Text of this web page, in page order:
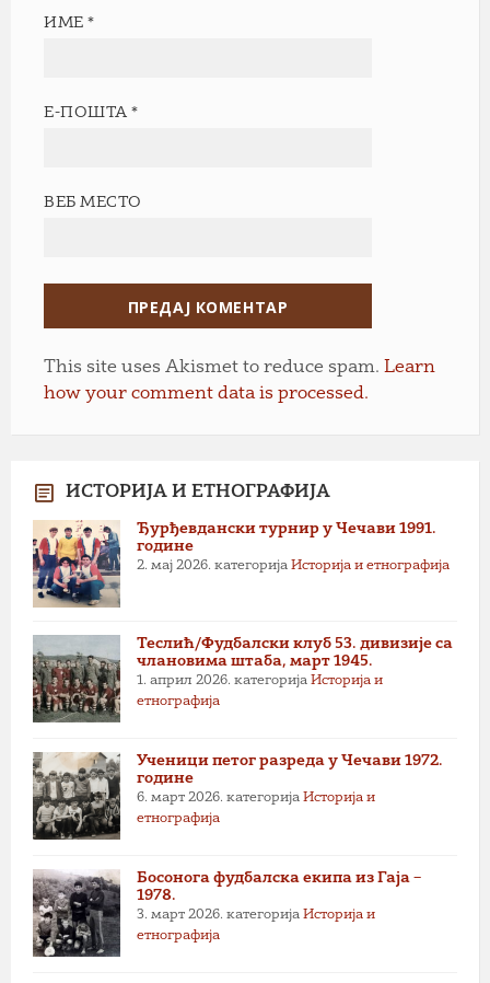
ИМЕ*
Е-ПОШТА*
ВЕБ МЕСТО
This site uses Akismet to reduce spam. Learn
how your comment data is processed.
ИСТОРИЈА И ЕТНОГРАФИЈА
Ђурђевдански турнир у Чечави 1991.
године
2. мај 2026. категорија Историја и етнографија
Теслић/Фудбалски клуб 53. дивизије са
члановима штаба, март 1945.
1. април 2026. категорија Историја и
етнографија
Ученици петог разреда у Чечави 1972.
године
6. март 2026. категорија Историја и
етнографија
Босонога фудбалска екипа из Гаја –
1978.
3. март 2026. категорија Историја и
етнографија